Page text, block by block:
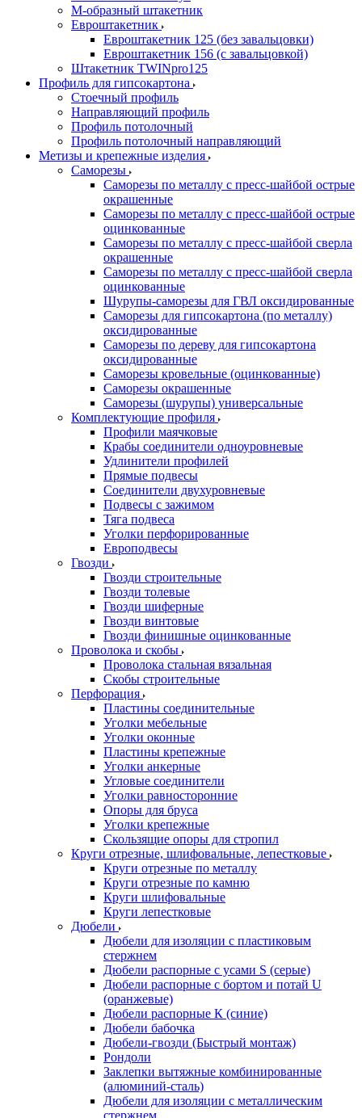
М-образный штакетник
Евроштакетник
Евроштакетник 125 (без завальцовки)
Евроштакетник 156 (с завальцовкой)
Штакетник TWINpro125
Профиль для гипсокартона
Стоечный профиль
Направляющий профиль
Профиль потолочный
Профиль потолочный направляющий
Метизы и крепежные изделия
Саморезы
Саморезы по металлу с пресс-шайбой острые
окрашенные
Саморезы по металлу с пресс-шайбой острые
оцинкованные
Саморезы по металлу с пресс-шайбой сверла
окрашенные
Саморезы по металлу с пресс-шайбой сверла
оцинкованные
Шурупы-саморезы для ГВЛ оксидированные
Саморезы для гипсокартона (по металлу)
оксидированные
Саморезы по дереву для гипсокартона
оксидированные
Саморезы кровельные (оцинкованные)
Саморезы окрашенные
Саморезы (шурупы) универсальные
Комплектующие профиля
Профили маячковые
Крабы соединители одноуровневые
Удлинители профилей
Прямые подвесы
Соединители двухуровневые
Подвесы с зажимом
Тяга подвеса
Уголки перфорированные
Европодвесы
Гвозди
Гвозди строительные
Гвозди толевые
Гвозди шиферные
Гвозди винтовые
Гвозди финишные оцинкованные
Проволока и скобы
Проволока стальная вязальная
Скобы строительные
Перфорация
Пластины соединительные
Уголки мебельные
Уголки оконные
Пластины крепежные
Уголки анкерные
Угловые соединители
Уголки равносторонние
Опоры для бруса
Уголки крепежные
Скользящие опоры для стропил
Круги отрезные, шлифовальные, лепестковые
Круги отрезные по металлу
Круги отрезные по камню
Круги шлифовальные
Круги лепестковые
Дюбели
Дюбели для изоляции с пластиковым
стержнем
Дюбели распорные с усами S (серые)
Дюбели распорные c бортом и потай U
(оранжевые)
Дюбели распорные К (синие)
Дюбели бабочка
Дюбели-гвозди (Быстрый монтаж)
Рондоли
Заклепки вытяжные комбинированные
(алюминий-сталь)
Дюбели для изоляции с металлическим
стержнем